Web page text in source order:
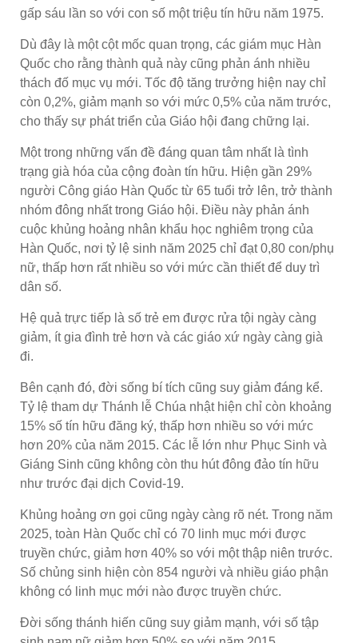
gấp sáu lần so với con số một triệu tín hữu năm 1975.
Dù đây là một cột mốc quan trọng, các giám mục Hàn
Quốc cho rằng thành quả này cũng phản ánh nhiều
thách đố mục vụ mới. Tốc độ tăng trưởng hiện nay chỉ
còn 0,2%, giảm mạnh so với mức 0,5% của năm trước,
cho thấy sự phát triển của Giáo hội đang chững lại.
Một trong những vấn đề đáng quan tâm nhất là tình
trạng già hóa của cộng đoàn tín hữu. Hiện gần 29%
người Công giáo Hàn Quốc từ 65 tuổi trở lên, trở thành
nhóm đông nhất trong Giáo hội. Điều này phản ánh
cuộc khủng hoảng nhân khẩu học nghiêm trọng của
Hàn Quốc, nơi tỷ lệ sinh năm 2025 chỉ đạt 0,80 con/phụ
nữ, thấp hơn rất nhiều so với mức cần thiết để duy trì
dân số.
Hệ quả trực tiếp là số trẻ em được rửa tội ngày càng
giảm, ít gia đình trẻ hơn và các giáo xứ ngày càng già
đi.
Bên cạnh đó, đời sống bí tích cũng suy giảm đáng kể.
Tỷ lệ tham dự Thánh lễ Chúa nhật hiện chỉ còn khoảng
15% số tín hữu đăng ký, thấp hơn nhiều so với mức
hơn 20% của năm 2015. Các lễ lớn như Phục Sinh và
Giáng Sinh cũng không còn thu hút đông đảo tín hữu
như trước đại dịch Covid-19.
Khủng hoảng ơn gọi cũng ngày càng rõ nét. Trong năm
2025, toàn Hàn Quốc chỉ có 70 linh mục mới được
truyền chức, giảm hơn 40% so với một thập niên trước.
Số chủng sinh hiện còn 854 người và nhiều giáo phận
không có linh mục mới nào được truyền chức.
Đời sống thánh hiến cũng suy giảm mạnh, với số tập